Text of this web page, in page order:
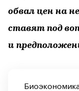
обвал цен на
ставят под
и